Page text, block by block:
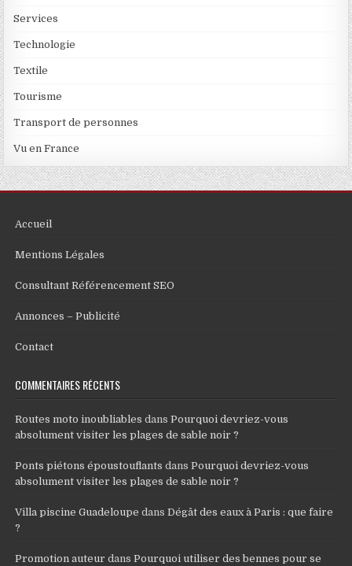
Services
Technologie
Textile
Tourisme
Transport de personnes
Vu en France
Accueil
Mentions Légales
Consultant Référencement SEO
Annonces – Publicité
Contact
COMMENTAIRES RÉCENTS
Routes moto inoubliables dansPourquoi devriez-vous
absolument visiter les plages de sable noir ?
Ponts piétons époustouflants dansPourquoi devriez-vous
absolument visiter les plages de sable noir ?
Villa piscine Guadeloupe dansDégât des eaux à Paris : que faire
?
Promotion auteur dansPourquoi utiliser des bennes pour se